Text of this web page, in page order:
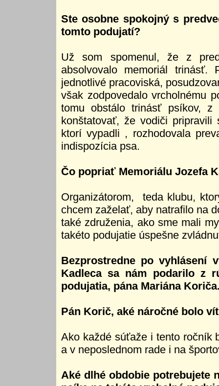
Ste osobne spokojný s
tomto podujatí?
Už som spomenul, že z
absolvovalo memoriál
jednotlivé pracoviská,
však zodpovedalo vrcholnému
tomu obstálo trinásť psíkov,
konštatovať, že vodiči
ktorí vypadli , rozhodovala
indispozícia psa.
Čo popriať Memoriálu Jozefa
Organizátorom, teda klubu,
chcem zaželať, aby natrafilo na
také združenia, ako sme mali
takéto podujatie úspešne
Bezprostredne po vyhlásení
Kadleca sa nám podarilo z
podujatia, pána Mariána
Pán Korič, aké náročné bolo
Ako každé súťaže i tento ročník
a v neposlednom rade i na
Aké dlhé obdobie potrebujete